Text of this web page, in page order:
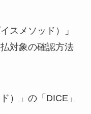
スメソッド）」
対象の確認方法
）」の「DICE」